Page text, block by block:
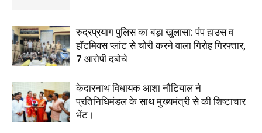
रुद्रप्रयाग पुलिस का बड़ा खुलासा: पंप हाउस व
हॉटमिक्स प्लांट से चोरी करने वाला गिरोह गिरफ्तार,
7 आरोपी दबोचे
केदारनाथ विधायक आशा नौटियाल ने
प्रतिनिधिमंडल के साथ मुख्यमंत्री से की शिष्टाचार
भेंट।